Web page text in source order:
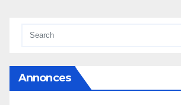
Annonces